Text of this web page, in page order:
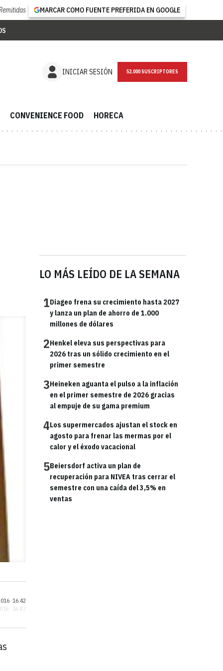
MARCAR COMO FUENTE PREFERIDA EN GOOGLE
INICIAR SESIÓN NEWSLETTER
CONVENIENCE FOOD HORECA
LO MÁS LEÍDO DE LA SEMANA
1Diageo frena su crecimiento hasta 2027
y lanza un plan de ahorro de 1.000
millones de dólares
2Henkel eleva sus perspectivas para
2026 tras un sólido crecimiento en el
primer semestre
3Heineken aguanta el pulso a la inflación
en el primer semestre de 2026 gracias
al empuje de su gama premium
4Los supermercados ajustan el stock en
agosto para frenar las mermas por el
calor y el éxodo vacacional
5Beiersdorf activa un plan de
recuperación para NIVEA tras cerrar el
semestre con una caída del 3,5% en
ventas
·16:42
· 16:42